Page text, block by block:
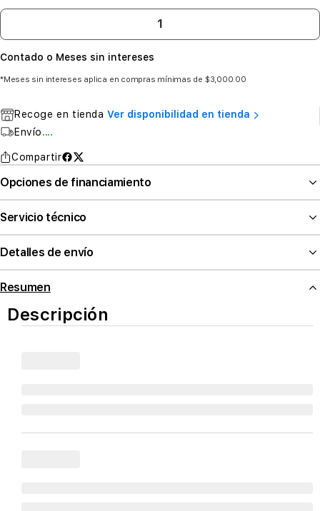
Contado o Meses sin intereses
*Meses sin intereses aplica en compras mínimas de $3,000.00
Recoge en tienda Ver disponibilidad en tienda
Envío....
Compartir
Opciones de financiamiento
Servicio técnico
Detalles de envío
Resumen
Descripción